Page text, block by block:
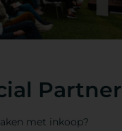
Partner
met inkoop?